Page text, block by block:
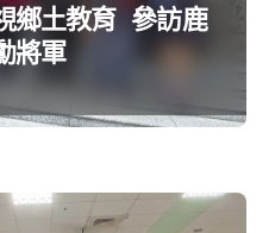
教育 參訪鹿
將軍